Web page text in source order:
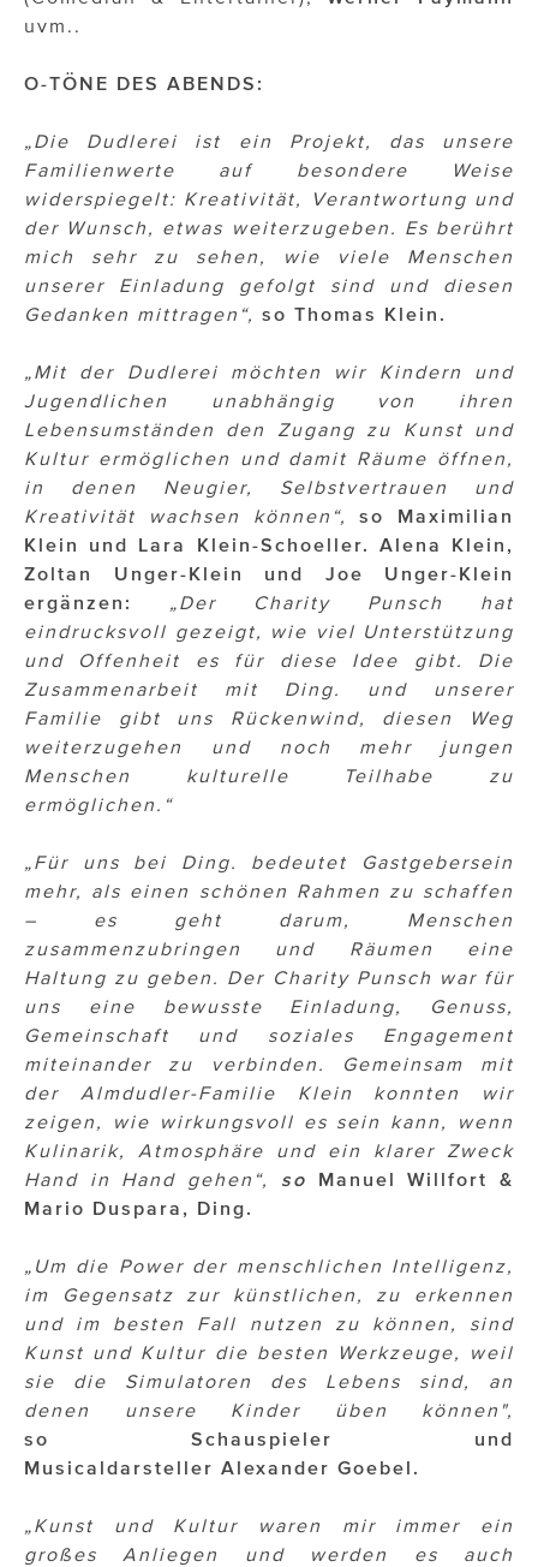
uvm..
O-TÖNE DES ABENDS:
„Die Dudlerei ist ein Projekt, das unsere
Familienwerte auf besondere Weise
widerspiegelt: Kreativität, Verantwortung und
der Wunsch, etwas weiterzugeben. Es berührt
mich sehr zu sehen, wie viele Menschen
unserer Einladung gefolgt sind und diesen
Gedanken mittragen“, so Thomas Klein.
„Mit der Dudlerei möchten wir Kindern und
Jugendlichen unabhängig von ihren
Lebensumständen den Zugang zu Kunst und
Kultur ermöglichen und damit Räume öffnen,
in denen Neugier, Selbstvertrauen und
Kreativität wachsen können“,
so Maximilian
Klein und Lara Klein-Schoeller. Alena Klein,
Zoltan Unger-Klein und Joe Unger-Klein
ergänzen:
„Der Charity Punsch hat
eindrucksvoll gezeigt, wie viel Unterstützung
und Offenheit es für diese Idee gibt. Die
Zusammenarbeit mit Ding. und unserer
Familie gibt uns Rückenwind, diesen Weg
weiterzugehen und noch mehr jungen
Menschen kulturelle Teilhabe zu
ermöglichen.“
„Für uns bei Ding. bedeutet Gastgebersein
mehr, als einen schönen Rahmen zu schaffen
– es geht darum, Menschen
zusammenzubringen und Räumen eine
Haltung zu geben. Der Charity Punsch war für
uns eine bewusste Einladung, Genuss,
Gemeinschaft und soziales Engagement
miteinander zu verbinden. Gemeinsam mit
der Almdudler-Familie Klein konnten wir
zeigen, wie wirkungsvoll es sein kann, wenn
Kulinarik, Atmosphäre und ein klarer Zweck
Hand in Hand gehen“, so Manuel Willfort &
Mario Duspara, Ding.
„ Um die Power der menschlichen Intelligenz,
im Gegensatz zur künstlichen, zu erkennen
und im besten Fall nutzen zu können, sind
Kunst und Kultur die besten Werkzeuge, weil
sie die Simulatoren des Lebens sind, an
denen unsere Kinder üben können",
so Schauspieler und
Musicaldarsteller Alexander Goebel.
„Kunst und Kultur waren mir immer ein
großes Anliegen und werden es auch